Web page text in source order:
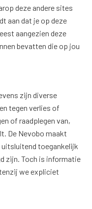
deze andere sites
aan dat je op deze
aangezien deze
bevatten die op jou
zijn diverse
tegen verlies of
of raadplegen van,
De Nevobo maakt
uitsluitend toegankelijk
zijn. Toch is informatie
we expliciet